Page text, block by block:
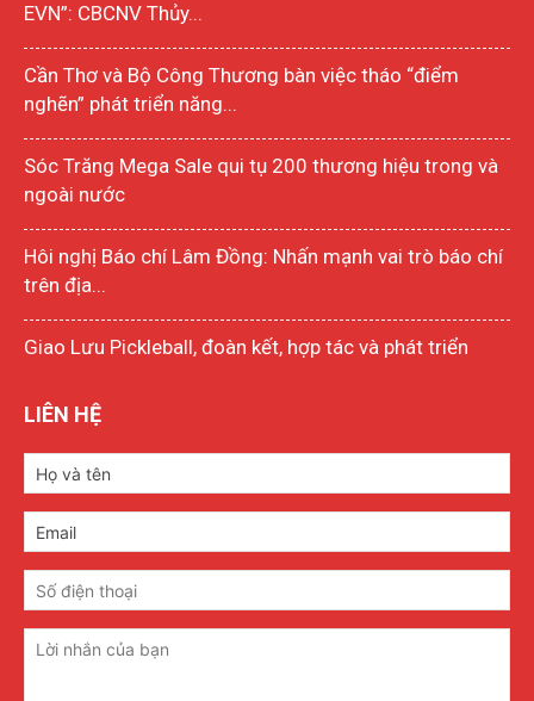
EVN”: CBCNV Thủy...
Cần Thơ và Bộ Công Thương bàn việc tháo “điểm
nghẽn” phát triển năng...
Sóc Trăng Mega Sale qui tụ 200 thương hiệu trong và
ngoài nước
Hôi nghị Báo chí Lâm Đồng: Nhấn mạnh vai trò báo chí
trên địa...
Giao Lưu Pickleball, đoàn kết, hợp tác và phát triển
LIÊN HỆ